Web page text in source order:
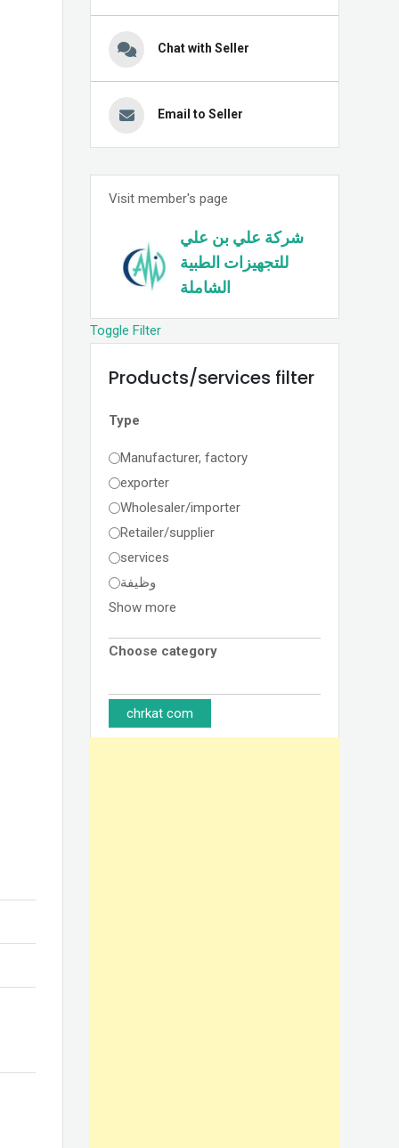
Chat with Seller
Email to Seller
Visit member's page
شركة علي بن علي
للتجهيزات الطبية
الشاملة
Toggle Filter
Products/services filter
Type
Manufacturer, factory
exporter
Wholesaler/importer
Retailer/supplier
services
وظيفة
Show more
Choose category
chrkat com